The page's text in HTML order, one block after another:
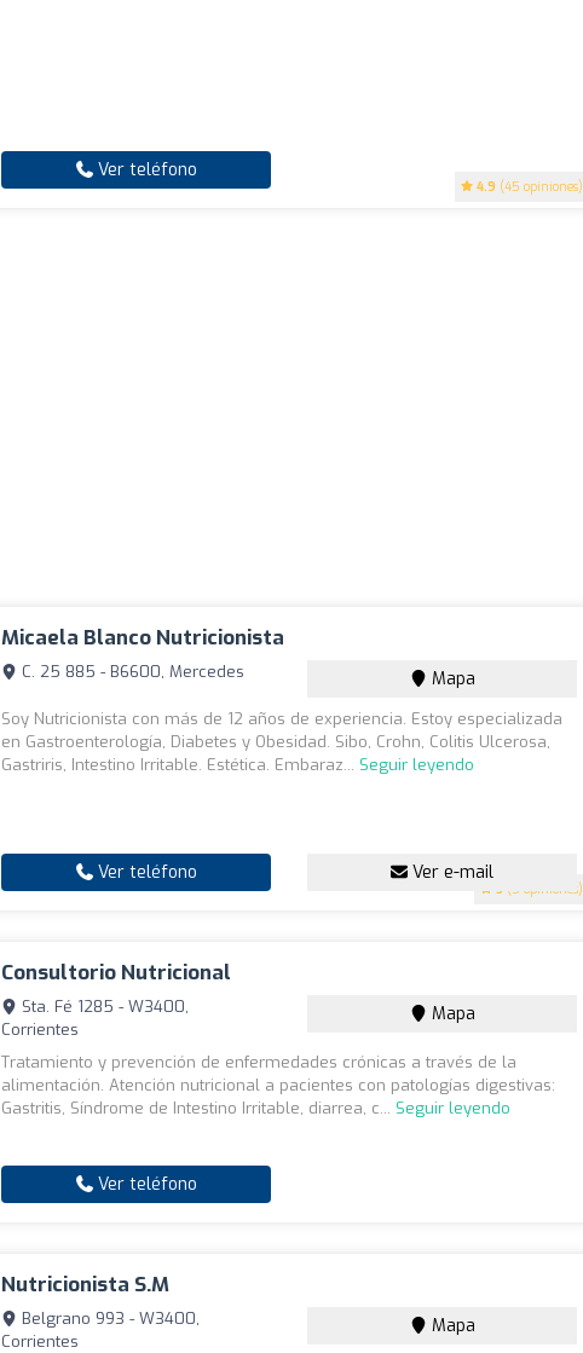
4.9 (45 opiniones)
Ver teléfono
Micaela Blanco Nutricionista
5 (5 opiniones)
C. 25 885 - B6600, Mercedes Mapa
Soy Nutricionista con más de 12 años de experiencia. Estoy especializada
en Gastroenterología, Diabetes y Obesidad. Sibo, Crohn, Colitis Ulcerosa,
Gastriris, Intestino Irritable. Estética. Embaraz... Seguir leyendo
Ver teléfono Ver e-mail
Consultorio Nutricional
Sta. Fé 1285 - W3400,
Corrientes
Mapa
Tratamiento y prevención de enfermedades crónicas a través de la
alimentación. Atención nutricional a pacientes con patologías digestivas:
Gastritis, Síndrome de Intestino Irritable, diarrea, c... Seguir leyendo
Ver teléfono
Nutricionista S.M
Belgrano 993 - W3400,
Corrientes
Mapa